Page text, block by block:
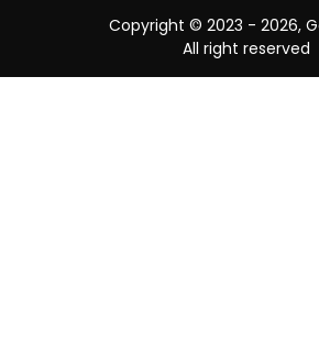
Copyright © 2023 - 2026,
All right reserved